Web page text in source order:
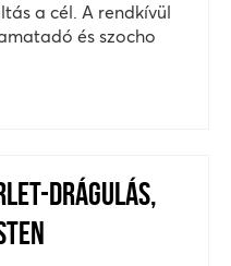
a cél. A rendkívül
és szocho
DRÁGULÁS,